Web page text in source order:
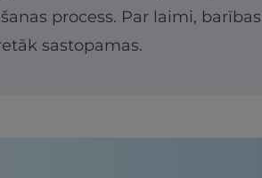
process. Par laimi, barības
sastopamas.